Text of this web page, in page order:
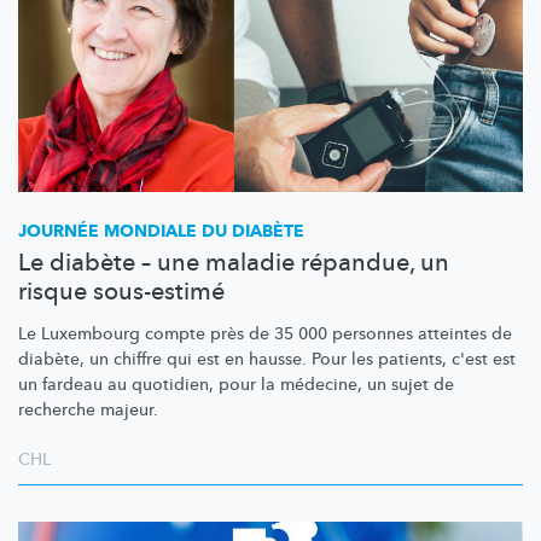
JOURNÉE MONDIALE DU DIABÈTE
Le diabète – une maladie répandue, un
risque sous-estimé
Le Luxembourg compte près de 35 000 personnes atteintes de
diabète, un chiffre qui est en hausse. Pour les patients, c'est est
un fardeau au quotidien, pour la médecine, un sujet de
recherche majeur.
CHL